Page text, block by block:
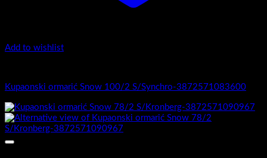
Add to wishlist
Kupaonski ormarić Snow 100/2 S/Synchro-3872571083600